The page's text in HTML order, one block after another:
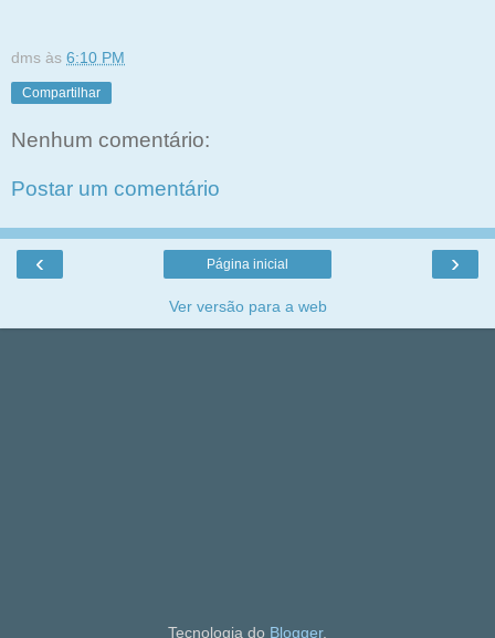
dms às 6:10 PM
Compartilhar
Nenhum comentário:
Postar um comentário
‹ ›
Página inicial
Ver versão para a web
Tecnologia do Blogger.